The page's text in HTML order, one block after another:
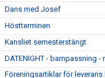
Dans med Josef
Höstterminen
Kansliet semesterstängt
DATENIGHT - barnpassning -
Föreningsartiklar för